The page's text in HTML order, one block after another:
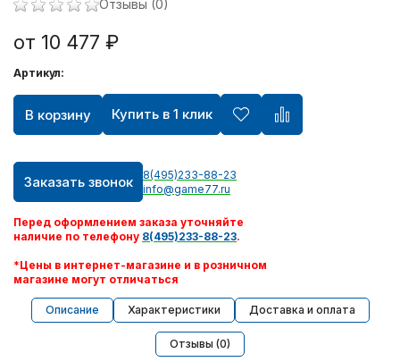
Отзывы (0)
от 10 477 ₽
Артикул:
В корзину Купить в 1 клик
Заказать звонок
8(495)233-88-23
info@game77.ru
Перед оформлением заказа уточняйте
наличие по телефону 8(495)233-88-23.
*Цены в интернет-магазине и в розничном
магазине могут отличаться
Описание Характеристики Доставка и оплата
Отзывы (0)